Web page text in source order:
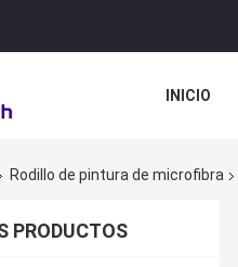
INICIO
Rodillo de pintura de microfibra
PRODUCTOS